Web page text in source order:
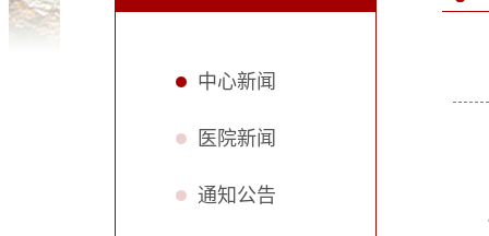
中心新闻
医院新闻
通知公告